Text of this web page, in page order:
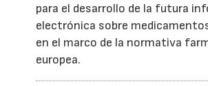
para el desarrollo de la futura
electrónica sobre
en el marco de la normativa
europea.